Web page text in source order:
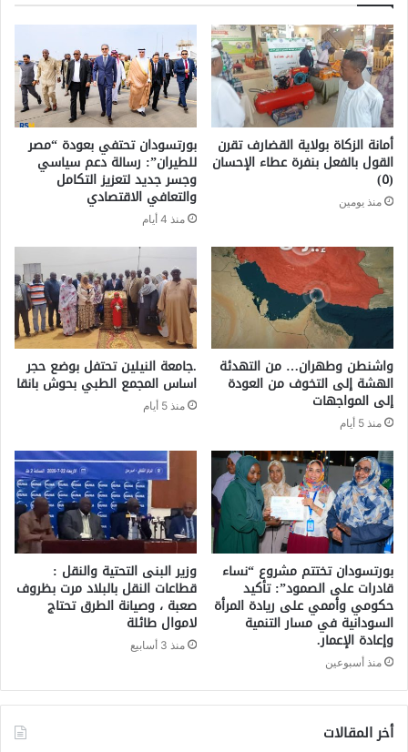
أمانة الزكاة بولاية القضارف تقرن
القول بالفعل بنفرة عطاء الإحسان
(٥)
منذ يومين
بورتسودان تحتفي بعودة “مصر
للطيران”: رسالة دعم سياسي
وجسر جديد لتعزيز التكامل
والتعافي الاقتصادي
منذ 4 أيام
واشنطن وطهران… من التهدئة
الهشة إلى التخوف من العودة
إلى المواجهات
منذ 5 أيام
.جامعة النيلين تحتفل بوضع حجر
اساس المجمع الطبي بحوش بانقا
منذ 5 أيام
بورتسودان تختتم مشروع “نساء
قادرات على الصمود”: تأكيد
حكومي وأممي على ريادة المرأة
السودانية في مسار التنمية
وإعادة الإعمار.
منذ أسبوعين
وزير البنى التحتية والنقل :
قطاعات النقل بالبلاد مرت بظروف
صعبة ، وصيانة الطرق تحتاج
لاموال طائلة
منذ 3 أسابيع
أخر المقالات